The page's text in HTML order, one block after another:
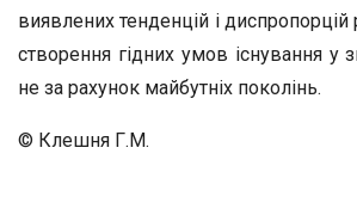
виявлених тенденцій і
створення гідних умов існування у
не за рахунок майбутніх поколінь.
© Клешня Г.М.